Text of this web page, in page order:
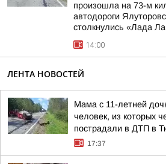
произошла на 73-м
автодороги
столкнулись «Лада
14:00
ЛЕНТА НОВОСТЕЙ
Мама с 11-летней
человек, из которых
пострадали в ДТП в
17:37